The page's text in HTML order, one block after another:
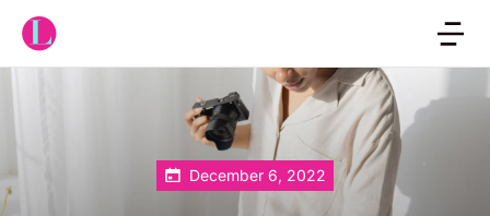
December 6, 2022